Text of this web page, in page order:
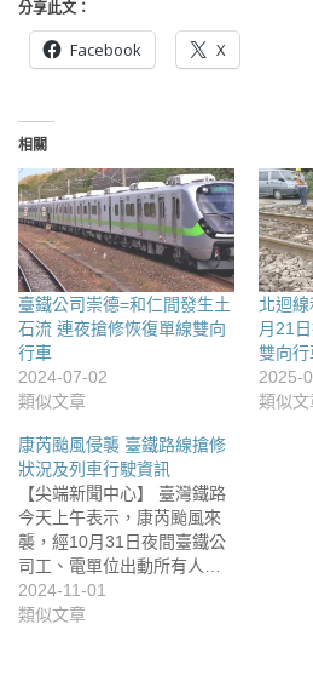
分享此文：
Facebook X
相關
臺鐵公司崇德=和仁間發生土
石流 連夜搶修恢復單線雙向
行車
2024-07-02
類似文章
北迴
月21
雙向行
2025-
類似文
康芮颱風侵襲 臺鐵路線搶修
狀況及列車行駛資訊
【尖端新聞中心】 臺灣鐵路
今天上午表示，康芮颱風來
襲，經10月31日夜間臺鐵公
司工、電單位出動所有人…
2024-11-01
類似文章